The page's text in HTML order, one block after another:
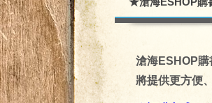
滄海ESHOP購
將提供更方便